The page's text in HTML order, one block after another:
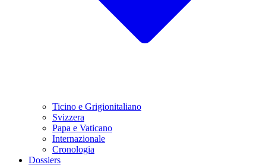
Ticino e Grigionitaliano
Svizzera
Papa e Vaticano
Internazionale
Cronologia
Dossiers